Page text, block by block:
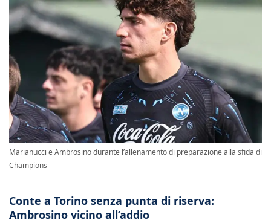
Marianucci e Ambrosino durante l’allenamento di preparazione alla sfida di
Champions
Conte a Torino senza punta di riserva:
Ambrosino vicino all’addio